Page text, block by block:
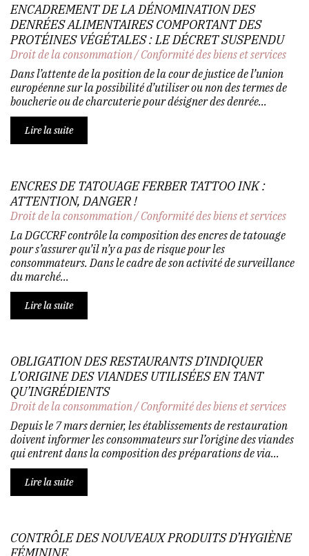
ENCADREMENT DE LA DÉNOMINATION DES
DENRÉES ALIMENTAIRES COMPORTANT DES
PROTÉINES VÉGÉTALES : LE DÉCRET SUSPENDU
Droit de la consommation/Conformité des biens et services
Dans l’attente de la position de la cour de justice de l’union
européenne sur la possibilité d’utiliser ou non des termes de
boucherie ou de charcuterie pour désigner des denrée...
Lire la suite
ENCRES DE TATOUAGE FERBER TATTOO INK :
ATTENTION, DANGER !
Droit de la consommation/Conformité des biens et services
La DGCCRF contrôle la composition des encres de tatouage
pour s’assurer qu’il n’y a pas de risque pour les
consommateurs. Dans le cadre de son activité de surveillance
du marché...
Lire la suite
OBLIGATION DES RESTAURANTS D’INDIQUER
L’ORIGINE DES VIANDES UTILISÉES EN TANT
QU’INGRÉDIENTS
Droit de la consommation/Conformité des biens et services
Depuis le 7 mars dernier, les établissements de restauration
doivent informer les consommateurs sur l’origine des viandes
qui entrent dans la composition des préparations de via...
Lire la suite
CONTRÔLE DES NOUVEAUX PRODUITS D’HYGIÈNE
FÉMININE